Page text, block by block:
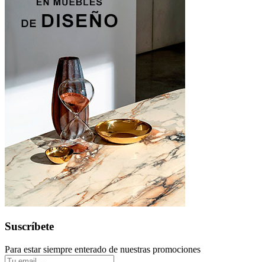
Suscríbete
Para estar siempre enterado de nuestras promociones